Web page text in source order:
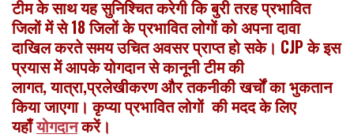
टीम के साथ यह सुनिश्चित करेगी कि बुरी तरह प्रभावित
जिलों में से 18 जिलों के प्रभावित लोगों को अपना दावा
दाखिल करते समय उचित अवसर प्राप्त हो सके। CJP के इस
प्रयास में आपके योगदान से कानूनी टीम की
लागत, यात्रा,प्रलेखीकरण और तकनीकी खर्चों का भुकतान
किया जाएगा। कृप्या प्रभावित लोगों की मदद के लिए
यहाँयोगदानकरें।